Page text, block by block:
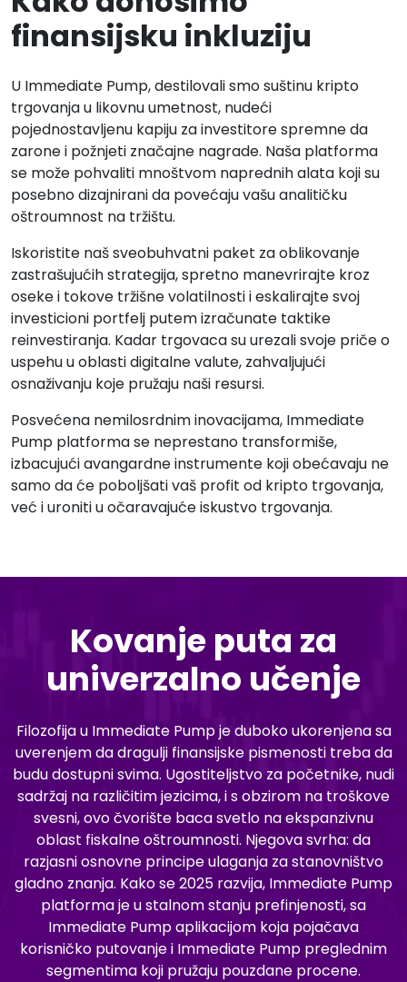
finansijsku inkluziju
U Immediate Pump, destilovali smo suštinu kripto
trgovanja u likovnu umetnost, nudeći
pojednostavljenu kapiju za investitore spremne da
zarone i požnjeti značajne nagrade. Naša platforma
se može pohvaliti mnoštvom naprednih alata koji su
posebno dizajnirani da povećaju vašu analitičku
oštroumnost na tržištu.
Iskoristite naš sveobuhvatni paket za oblikovanje
zastrašujućih strategija, spretno manevrirajte kroz
oseke i tokove tržišne volatilnosti i eskalirajte svoj
investicioni portfelj putem izračunate taktike
reinvestiranja. Kadar trgovaca su urezali svoje priče o
uspehu u oblasti digitalne valute, zahvaljujući
osnaživanju koje pružaju naši resursi.
Posvećena nemilosrdnim inovacijama, Immediate
Pump platforma se neprestano transformiše,
izbacujući avangardne instrumente koji obećavaju ne
samo da će poboljšati vaš profit od kripto trgovanja,
već i uroniti u očaravajuće iskustvo trgovanja.
Kovanje puta za
univerzalno učenje
Filozofija u Immediate Pump je duboko ukorenjena sa
uverenjem da dragulji finansijske pismenosti treba da
budu dostupni svima. Ugostiteljstvo za početnike, nudi
sadržaj na različitim jezicima, i s obzirom na troškove
svesni, ovo čvorište baca svetlo na ekspanzivnu
oblast fiskalne oštroumnosti. Njegova svrha: da
razjasni osnovne principe ulaganja za stanovništvo
gladno znanja. Kako se 2025 razvija, Immediate Pump
platforma je u stalnom stanju prefinjenosti, sa
Immediate Pump aplikacijom koja pojačava
korisničko putovanje i Immediate Pump preglednim
segmentima koji pružaju pouzdane procene.